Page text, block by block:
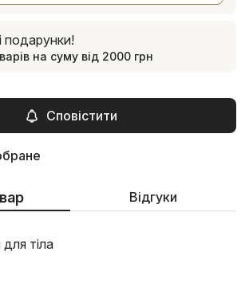
подарунки!
на суму від 2000 грн
Сповістити
Відгуки
тіла